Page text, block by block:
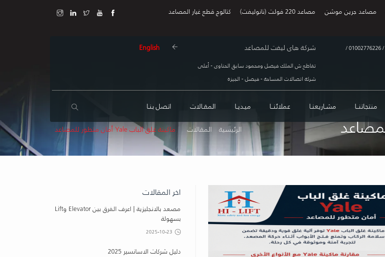
مصاعد جرين موشن مصاعد 220 فولت (نانوليفت)
كتالوج قطع غيار المصاعد
/
01002776226
/
شركة هاى ليفت للمصاعد
تقاطع ش الملك فيصل ومحمود سابق الحناوى - أعلى
شركة اتصالات المساحة - فيصل - الجيزة
English
منتجاتنــا مشـاريعنـا عملائنــا ميـديـا المقـالات اتصل بنـا
الرئيسية المقالات ماكينة غلق الباب Yale أمان متطور للمصاعد
اخر المقالات
مصعد بالانجليزية | اعرف الفرق بين Elevator وLift
بسهولة
2025-10-23
دليل شركات الاسانسير 2025